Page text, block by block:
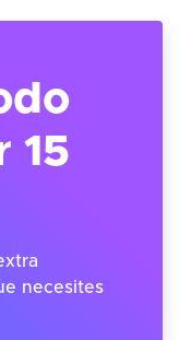
15
necesites